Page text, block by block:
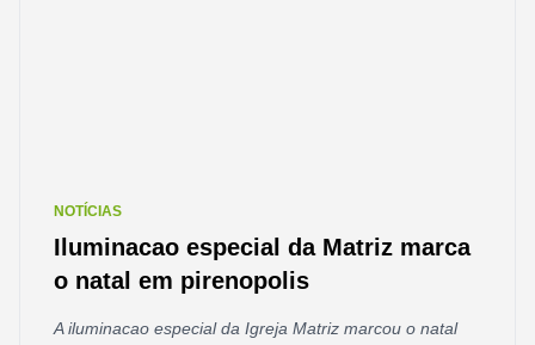
NOTÍCIAS
Iluminacao especial da Matriz marca
o natal em pirenopolis
A iluminacao especial da Igreja Matriz marcou o natal